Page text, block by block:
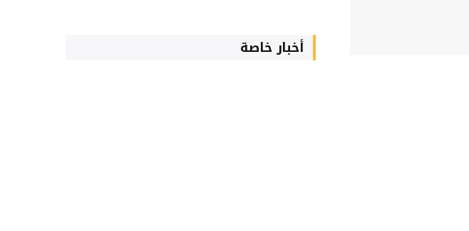
أخبار خاصة